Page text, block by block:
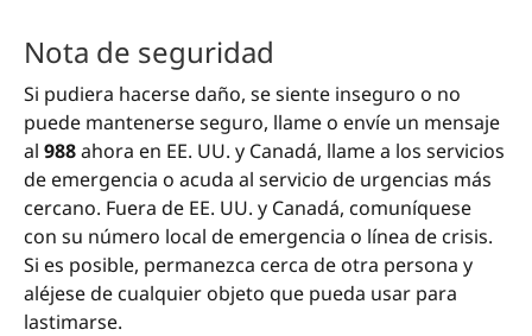
Nota de seguridad
Si pudiera hacerse daño, se siente inseguro o no
puede mantenerse seguro, llame o envíe un mensaje
al 988ahora en EE. UU. y Canadá, llame a los servicios
de emergencia o acuda al servicio de urgencias más
cercano. Fuera de EE. UU. y Canadá, comuníquese
con su número local de emergencia o línea de crisis.
Si es posible, permanezca cerca de otra persona y
aléjese de cualquier objeto que pueda usar para
lastimarse.